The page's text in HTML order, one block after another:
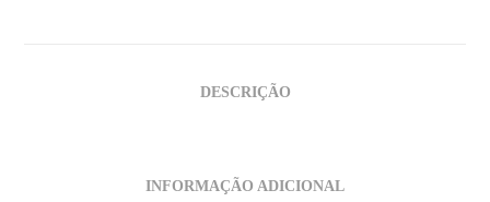
DESCRIÇÃO
INFORMAÇÃO ADICIONAL